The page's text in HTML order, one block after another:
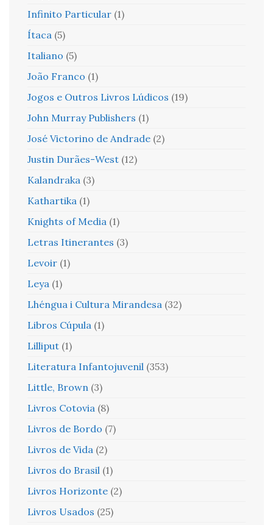
Infinito Particular (1)
Ítaca (5)
Italiano (5)
João Franco (1)
Jogos e Outros Livros Lúdicos (19)
John Murray Publishers (1)
José Victorino de Andrade (2)
Justin Durães-West (12)
Kalandraka (3)
Kathartika (1)
Knights of Media (1)
Letras Itinerantes (3)
Levoir (1)
Leya (1)
Lhéngua i Cultura Mirandesa (32)
Libros Cúpula (1)
Lilliput (1)
Literatura Infantojuvenil (353)
Little, Brown (3)
Livros Cotovia (8)
Livros de Bordo (7)
Livros de Vida (2)
Livros do Brasil (1)
Livros Horizonte (2)
Livros Usados (25)